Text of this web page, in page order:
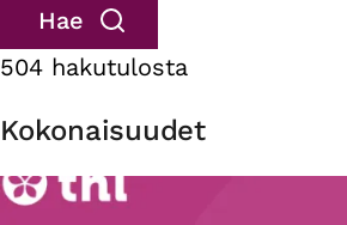
504 hakutulosta
Kokonaisuudet